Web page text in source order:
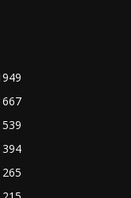
667
539
394
265